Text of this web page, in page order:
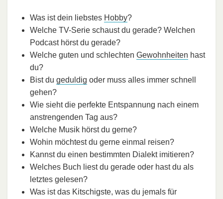
Was ist dein liebstes Hobby?
Welche TV-Serie schaust du gerade? Welchen
Podcast hörst du gerade?
Welche guten und schlechten Gewohnheiten hast
du?
Bist du geduldig oder muss alles immer schnell
gehen?
Wie sieht die perfekte Entspannung nach einem
anstrengenden Tag aus?
Welche Musik hörst du gerne?
Wohin möchtest du gerne einmal reisen?
Kannst du einen bestimmten Dialekt imitieren?
Welches Buch liest du gerade oder hast du als
letztes gelesen?
Was ist das Kitschigste, was du jemals für